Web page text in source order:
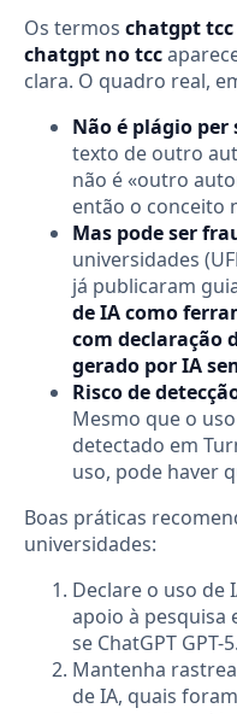
Os termos chatgpt
chatgpt no tcc
clara. O quadro real,
Não é plágio per
texto de outro
não é «outro
então o conceito
Mas pode ser
universidades
já publicaram
de IA como
com declaração
gerado por IA
Risco de
Mesmo que o
detectado em
uso, pode haver
Boas práticas
universidades:
Declare o uso de
apoio à pesquisa
se ChatGPT GPT-
Mantenha
de IA, quais